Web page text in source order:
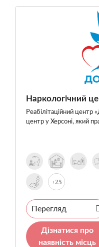
Наркологічний
Реабілітаційний центр
центр у Херсоні, який
+25
Перегляд
Дізнатися про
наявність місць